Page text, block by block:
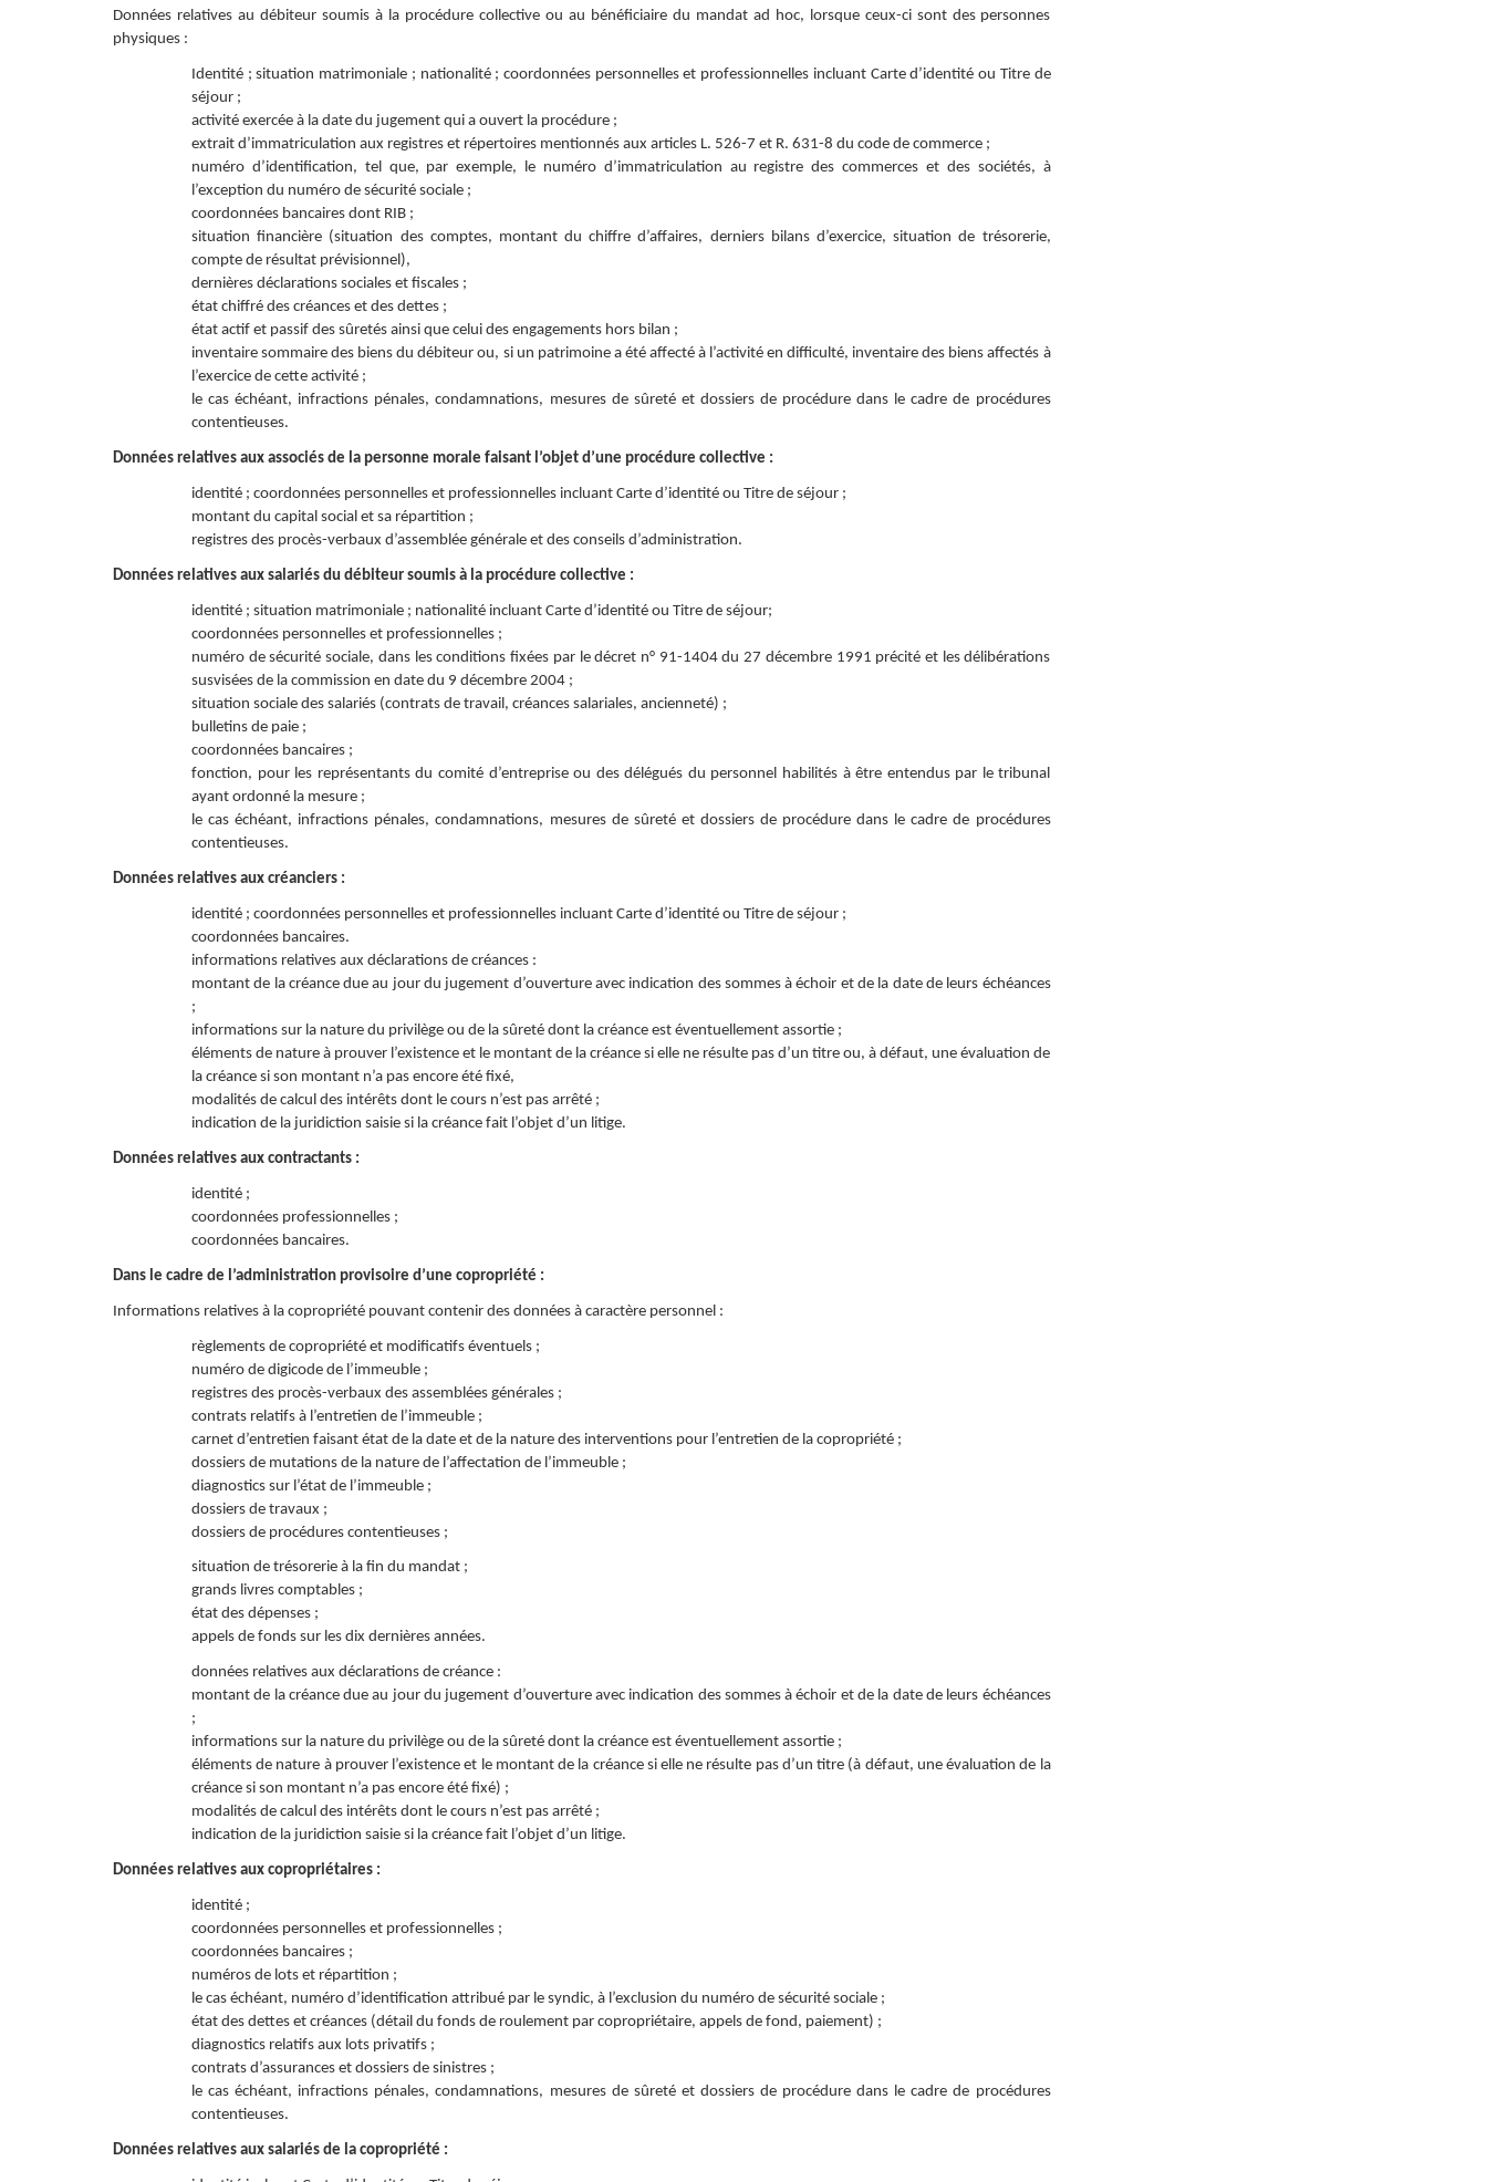
Données relatives au débiteur soumis à la procédure collective ou au bénéficiaire du mandat ad hoc, lorsque ceux-ci sont des personnes
physiques :
Identité ; situation matrimoniale ; nationalité ; coordonnées personnelles et professionnelles incluant Carte d’identité ou Titre de
séjour ;
activité exercée à la date du jugement qui a ouvert la procédure ;
extrait d’immatriculation aux registres et répertoires mentionnés aux articles L. 526-7 et R. 631-8 du code de commerce ;
numéro d’identification, tel que, par exemple, le numéro d’immatriculation au registre des commerces et des sociétés, à
l’exception du numéro de sécurité sociale ;
coordonnées bancaires dont RIB ;
situation financière (situation des comptes, montant du chiffre d’affaires, derniers bilans d’exercice, situation de trésorerie,
compte de résultat prévisionnel),
dernières déclarations sociales et fiscales ;
état chiffré des créances et des dettes ;
état actif et passif des sûretés ainsi que celui des engagements hors bilan ;
inventaire sommaire des biens du débiteur ou, si un patrimoine a été affecté à l’activité en difficulté, inventaire des biens affectés à
l’exercice de cette activité ;
le cas échéant, infractions pénales, condamnations, mesures de sûreté et dossiers de procédure dans le cadre de procédures
contentieuses.
Données relatives aux associés de la personne morale faisant l’objet d’une procédure collective :
identité ; coordonnées personnelles et professionnelles incluant Carte d’identité ou Titre de séjour ;
montant du capital social et sa répartition ;
registres des procès-verbaux d’assemblée générale et des conseils d’administration.
Données relatives aux salariés du débiteur soumis à la procédure collective :
identité ; situation matrimoniale ; nationalité incluant Carte d’identité ou Titre de séjour;
coordonnées personnelles et professionnelles ;
numéro de sécurité sociale, dans les conditions fixées par le décret n° 91-1404 du 27 décembre 1991 précité et les délibérations
susvisées de la commission en date du 9 décembre 2004 ;
situation sociale des salariés (contrats de travail, créances salariales, ancienneté) ;
bulletins de paie ;
coordonnées bancaires ;
fonction, pour les représentants du comité d’entreprise ou des délégués du personnel habilités à être entendus par le tribunal
ayant ordonné la mesure ;
le cas échéant, infractions pénales, condamnations, mesures de sûreté et dossiers de procédure dans le cadre de procédures
contentieuses.
Données relatives aux créanciers :
identité ; coordonnées personnelles et professionnelles incluant Carte d’identité ou Titre de séjour ;
coordonnées bancaires.
informations relatives aux déclarations de créances :
montant de la créance due au jour du jugement d’ouverture avec indication des sommes à échoir et de la date de leurs échéances
;
informations sur la nature du privilège ou de la sûreté dont la créance est éventuellement assortie ;
éléments de nature à prouver l’existence et le montant de la créance si elle ne résulte pas d’un titre ou, à défaut, une évaluation de
la créance si son montant n’a pas encore été fixé,
modalités de calcul des intérêts dont le cours n’est pas arrêté ;
indication de la juridiction saisie si la créance fait l’objet d’un litige.
Données relatives aux contractants :
identité ;
coordonnées professionnelles ;
coordonnées bancaires.
Dans le cadre de l’administration provisoire d’une copropriété :
Informations relatives à la copropriété pouvant contenir des données à caractère personnel :
règlements de copropriété et modificatifs éventuels ;
numéro de digicode de l’immeuble ;
registres des procès-verbaux des assemblées générales ;
contrats relatifs à l’entretien de l’immeuble ;
carnet d’entretien faisant état de la date et de la nature des interventions pour l’entretien de la copropriété ;
dossiers de mutations de la nature de l’affectation de l’immeuble ;
diagnostics sur l’état de l’immeuble ;
dossiers de travaux ;
dossiers de procédures contentieuses ;
situation de trésorerie à la fin du mandat ;
grands livres comptables ;
état des dépenses ;
appels de fonds sur les dix dernières années.
données relatives aux déclarations de créance :
montant de la créance due au jour du jugement d’ouverture avec indication des sommes à échoir et de la date de leurs échéances
;
informations sur la nature du privilège ou de la sûreté dont la créance est éventuellement assortie ;
éléments de nature à prouver l’existence et le montant de la créance si elle ne résulte pas d’un titre (à défaut, une évaluation de la
créance si son montant n’a pas encore été fixé) ;
modalités de calcul des intérêts dont le cours n’est pas arrêté ;
indication de la juridiction saisie si la créance fait l’objet d’un litige.
Données relatives aux copropriétaires :
identité ;
coordonnées personnelles et professionnelles ;
coordonnées bancaires ;
numéros de lots et répartition ;
le cas échéant, numéro d’identification attribué par le syndic, à l’exclusion du numéro de sécurité sociale ;
état des dettes et créances (détail du fonds de roulement par copropriétaire, appels de fond, paiement) ;
diagnostics relatifs aux lots privatifs ;
contrats d’assurances et dossiers de sinistres ;
le cas échéant, infractions pénales, condamnations, mesures de sûreté et dossiers de procédure dans le cadre de procédures
contentieuses.
Données relatives aux salariés de la copropriété :